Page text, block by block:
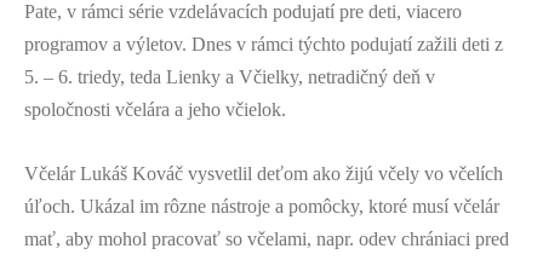
Pate, v rámci série vzdelávacích podujatí pre deti, viacero
programov a výletov. Dnes v rámci týchto podujatí zažili deti z
5. – 6. triedy, teda Lienky a Včielky, netradičný deň v
spoločnosti včelára a jeho včielok.
Včelár Lukáš Kováč vysvetlil deťom ako žijú včely vo včelích
úľoch. Ukázal im rôzne nástroje a pomôcky, ktoré musí včelár
mať, aby mohol pracovať so včelami, napr. odev chrániaci pred